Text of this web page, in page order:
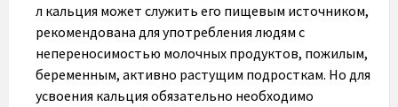
л кальция может служить его пищевым источником,
рекомендована для употребления людям с
непереносимостью молочных продуктов, пожилым,
беременным, активно растущим подросткам. Но для
усвоения кальция обязательно необходимо